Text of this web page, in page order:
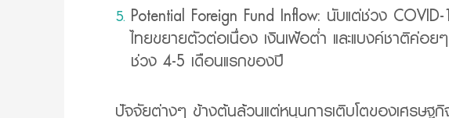
Potential Foreign Fund Inflow: นับแต่ช่วง
ไทยขยายตัวต่อเนื่อง เงินเฟ้อต่ำ และแบงค์ชาติค่อ
ช่วง 4-5 เดือนแรกของปี
ปัจจัยต่างๆ ข้างต้นล้วนแต่หนุนการเติบโตของเศรษฐกิ